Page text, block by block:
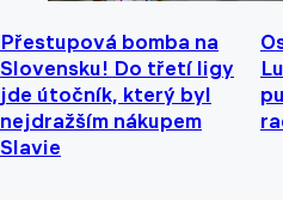
Přestupová bomba na
Slovensku! Do třetí ligy
jde útočník, který byl
nejdražším nákupem
Slavie